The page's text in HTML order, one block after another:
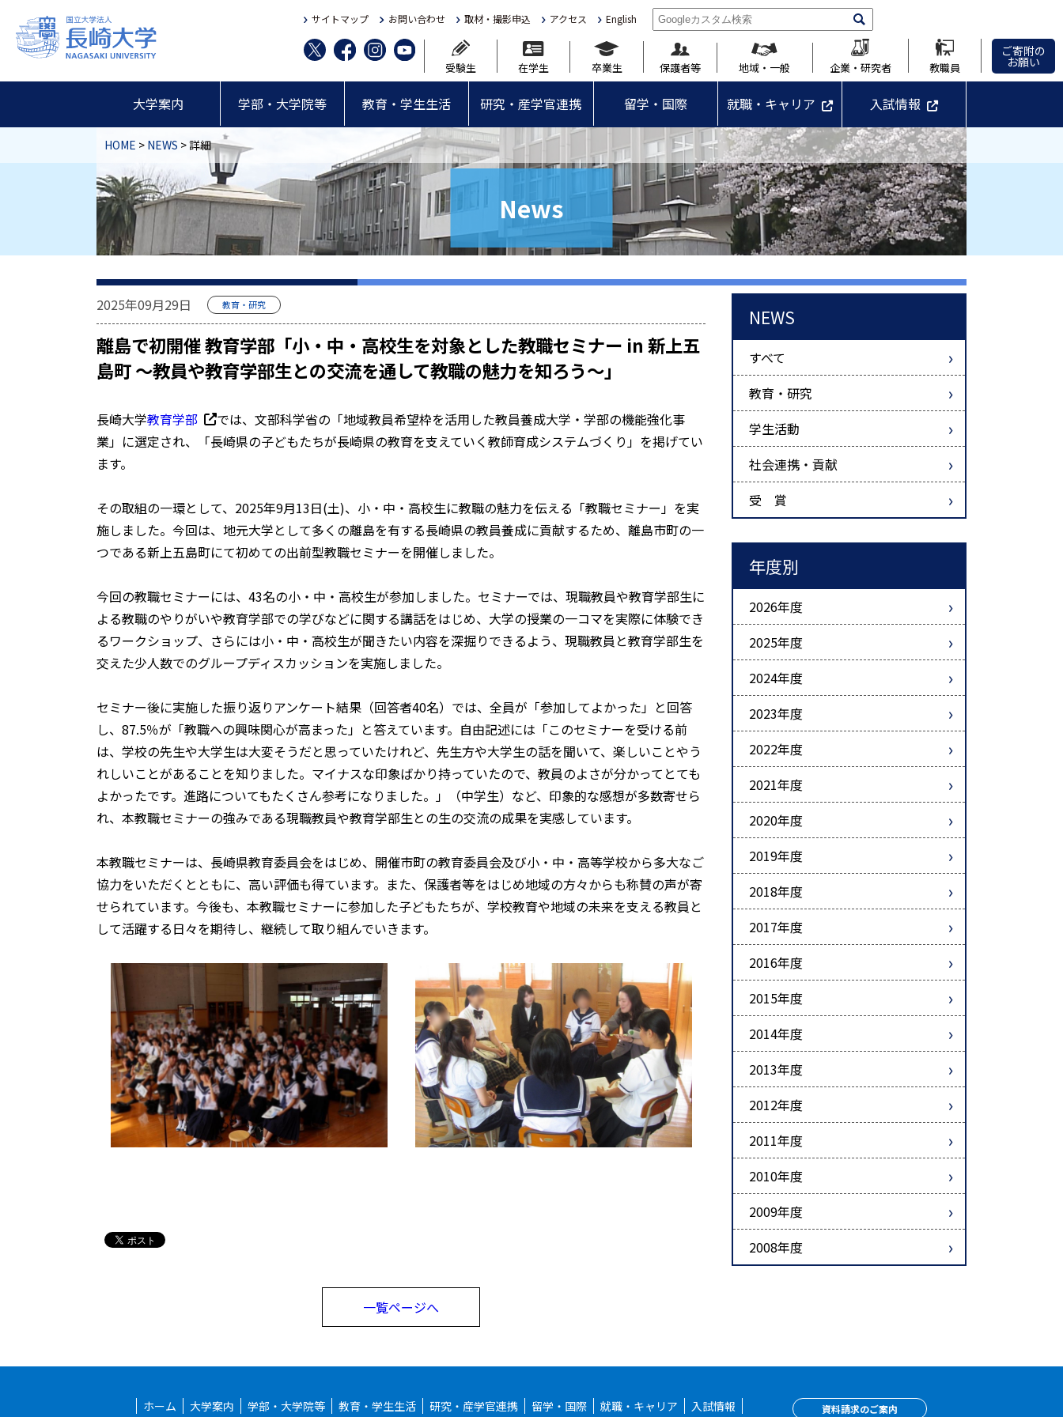
サイトマップ お問い合わせ 取材・撮影申込 アクセス English
受験生 在学生 卒業生 保護者等 地域・一般 企業・研究者 教職員
ご寄附の
お願い
大学案内 学部・大学院等 教育・学生生活 研究・産学官連携 留学・国際 就職・キャリア 入試情報
HOME > NEWS > 詳細
News
2025年09月29日 教育・研究
離島で初開催 教育学部「小・中・高校生を対象とした教職セミナー in 新上五
島町 ～教員や教育学部生との交流を通して教職の魅力を知ろう～」
長崎大学教育学部
では、文部科学省の「地域教員希望枠を活用した教員養成大学・学部の機能強化事
業」に選定され、「長崎県の子どもたちが長崎県の教育を支えていく教師育成システムづくり」を掲げてい
ます。
その取組の一環として、2025年9月13日(土)、小・中・高校生に教職の魅力を伝える「教職セミナー」を実
施しました。今回は、地元大学として多くの離島を有する長崎県の教員養成に貢献するため、離島市町の一
つである新上五島町にて初めての出前型教職セミナーを開催しました。
今回の教職セミナーには、43名の小・中・高校生が参加しました。セミナーでは、現職教員や教育学部生に
よる教職のやりがいや教育学部での学びなどに関する講話をはじめ、大学の授業の一コマを実際に体験でき
るワークショップ、さらには小・中・高校生が聞きたい内容を深掘りできるよう、現職教員と教育学部生を
交えた少人数でのグループディスカッションを実施しました。
セミナー後に実施した振り返りアンケート結果（回答者40名）では、全員が「参加してよかった」と回答
し、87.5％が「教職への興味関心が高まった」と答えています。自由記述には「このセミナーを受ける前
は、学校の先生や大学生は大変そうだと思っていたけれど、先生方や大学生の話を聞いて、楽しいことやう
れしいことがあることを知りました。マイナスな印象ばかり持っていたので、教員のよさが分かってとても
よかったです。進路についてもたくさん参考になりました。」（中学生）など、印象的な感想が多数寄せら
れ、本教職セミナーの強みである現職教員や教育学部生との生の交流の成果を実感しています。
本教職セミナーは、長崎県教育委員会をはじめ、開催市町の教育委員会及び小・中・高等学校から多大なご
協力をいただくとともに、高い評価も得ています。また、保護者等をはじめ地域の方々からも称賛の声が寄
せられています。今後も、本教職セミナーに参加した子どもたちが、学校教育や地域の未来を支える教員と
して活躍する日々を期待し、継続して取り組んでいきます。
一覧ページへ
NEWS
すべて
教育・研究
学生活動
社会連携・貢献
受 賞
年度別
2026年度
2025年度
2024年度
2023年度
2022年度
2021年度
2020年度
2019年度
2018年度
2017年度
2016年度
2015年度
2014年度
2013年度
2012年度
2011年度
2010年度
2009年度
2008年度
ホーム 大学案内 学部・大学院等 教育・学生生活 研究・産学官連携 留学・国際 就職・キャリア 入試情報 資料請求のご案内